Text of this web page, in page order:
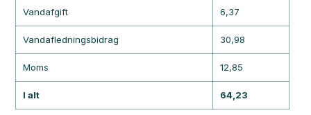
Vandafgift 6,37
Vandafledningsbidrag 30,98
Moms 12,85
I alt 64,23